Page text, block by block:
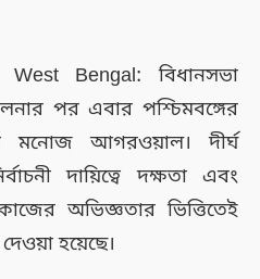
Bengal: বিধানসভা
পর এবার পশ্চিমবঙ্গের
মনোজ আগরওয়াল। দীর্ঘ
দায়িত্বে দক্ষতা এবং
অভিজ্ঞতার ভিত্তিতেই
হয়েছে।